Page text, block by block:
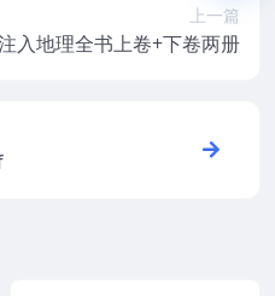
上一篇
入地理全书上卷+下卷两册